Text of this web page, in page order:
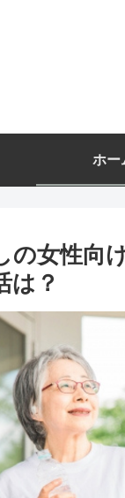
ホー
の女性向
は？